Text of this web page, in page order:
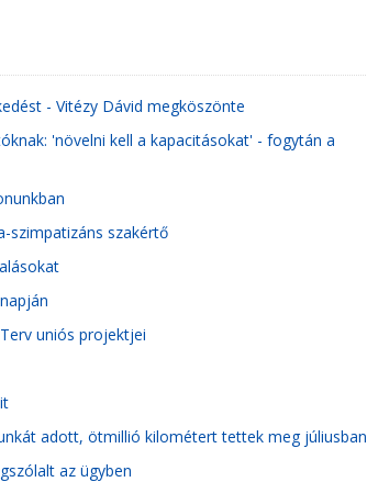
- Vitézy Dávid megköszönte
'növelni kell a kapacitásokat' - fogytán a
szimpatizáns szakértő
uniós projektjei
adott, ötmillió kilométert tettek meg júliusban
az ügyben